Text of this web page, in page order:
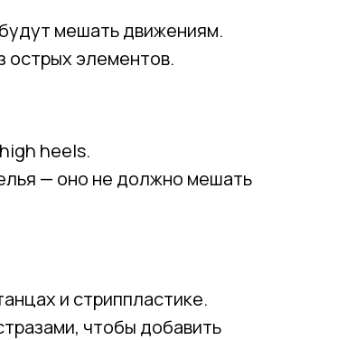
тебе -10% на первую покупку!
мешать движениям.
острых элементов.
heels.
— оно не должно мешать
и стриппластике.
чтобы добавить